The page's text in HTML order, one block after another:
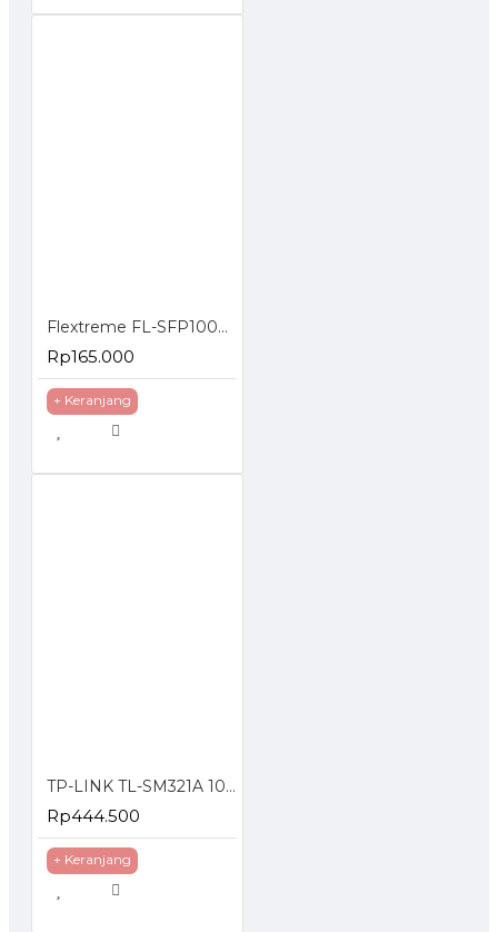
Flextreme FL-SFP1000SM-40 SFP Module 1000BaseLX Single Mode 40 Km
Rp165.000
+ Keranjang
TP-LINK TL-SM321A 1000Base-BX WDM Bi-Directional SFP Module
Rp444.500
+ Keranjang